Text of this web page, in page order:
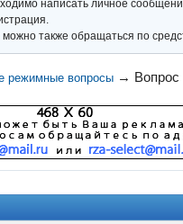
написать личное
также обращаться по
режимные вопросы → Вопрос